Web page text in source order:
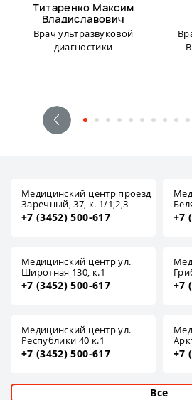
Титаренко Максим
Владиславович
Врач ультразвуковой
диагностики
Медицинский центр проезд
Заречный, 37, к. 1/1,2,3
+7 (3452) 500-617 +7
Медицинский центр ул.
Широтная 130, к.1
+7 (3452) 500-617 +7
Медицинский центр ул.
Республики 40 к.1
+7 (3452) 500-617 +7
Все